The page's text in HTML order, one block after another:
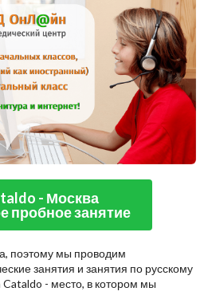
- Москва
пробное занятие
поэтому мы проводим
занятия и занятия по русскому
Cataldo - место, в котором мы